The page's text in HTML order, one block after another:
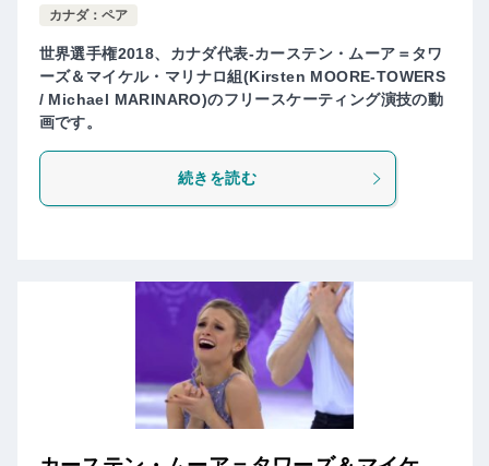
カナダ：ペア
世界選手権2018、カナダ代表-カーステン・ムーア＝タワ
ーズ＆マイケル・マリナロ組(Kirsten MOORE-TOWERS
/ Michael MARINARO)のフリースケーティング演技の動
画です。
続きを読む